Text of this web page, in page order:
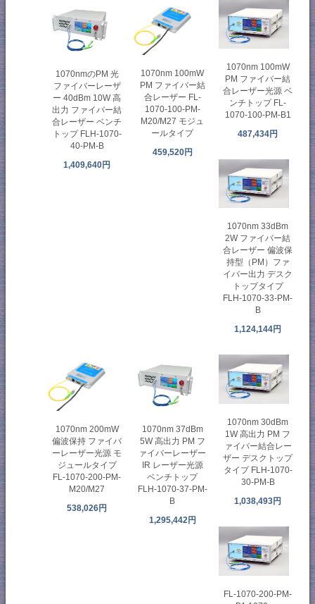
1070nmのPM 光
ファイバーレーザ
ー 40dBm 10W 高
出力 ファイバー結
合レーザー ベンチ
トップ FLH-1070-
40-PM-B
1,409,640円
1070nm 100mW
PM ファイバー結
合レーザー FL-
1070-100-PM-
M20/M27 モジュ
ールタイプ
459,520円
1070nm 100mW
PM ファイバー結
合レーザー光源 ベ
ンチトップ FL-
1070-100-PM-B1
487,434円
1070nm 33dBm
2W ファイバー結
合レーザー 偏波保
持型（PM）ファ
イバー出力 デスク
トップタイプ
FLH-1070-33-PM-
B
1,124,144円
1070nm 200mW
偏波保持 ファイバ
ーレーザー光源 モ
ジュールタイプ
FL-1070-200-PM-
M20/M27
538,026円
1070nm 37dBm
5W 高出力 PM フ
ァイバーレーザー
IR レーザー光源
ベンチトップ
FLH-1070-37-PM-
B
1,295,442円
1070nm 30dBm
1W 高出力 PM フ
ァイバー結合レー
ザー デスクトップ
タイプ FLH-1070-
30-PM-B
1,038,493円
FL-1070-200-PM-